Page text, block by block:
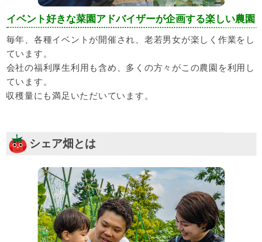
イベント好きな菜園アドバイザーが企画する楽しい農園
毎年、各種イベントが開催され、老若男女が楽しく作業をし
ています。
会社の福利厚生利用も含め、多くの方々がこの農園を利用し
ています。
収穫量にも満足いただいています。
シェア畑とは